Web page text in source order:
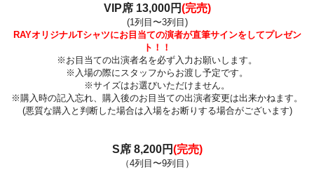
VIP席 13,000円(完売)
(1列目〜3列目)
RAYオリジナルTシャツにお目当ての演者が直筆サインをしてプレゼン
ト！！
※お目当ての出演者名を必ず入力お願いします。
※入場の際にスタッフからお渡し予定です。
※サイズはお選びいただけません。
※購入時の記入忘れ、購入後のお目当ての出演者変更は出来かねます。
(悪質な購入と判断した場合は入場をお断りする場合がございます)
S席 8,200円(完売)
（4列目〜9列目）